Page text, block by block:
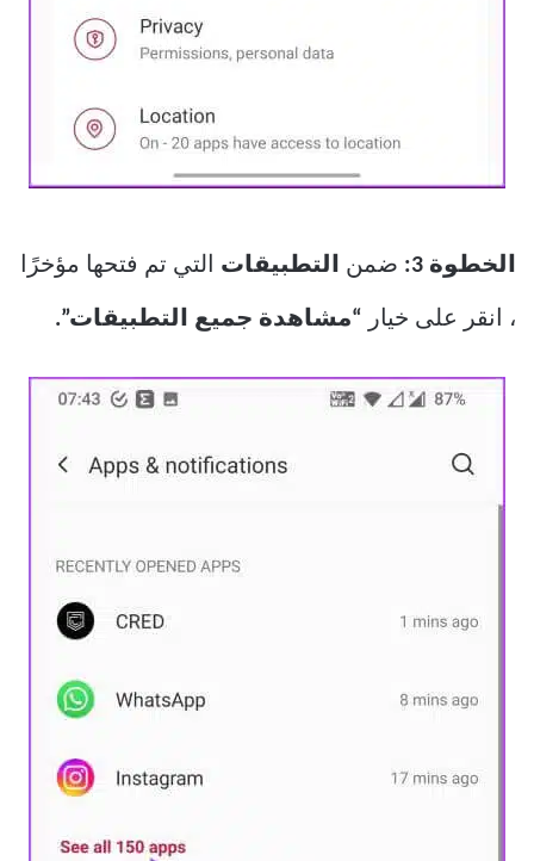
الخطوة 3: ضمن التطبيقات التي تم فتحها مؤخرًا
، انقر على خيار “مشاهدة جميع التطبيقات”.